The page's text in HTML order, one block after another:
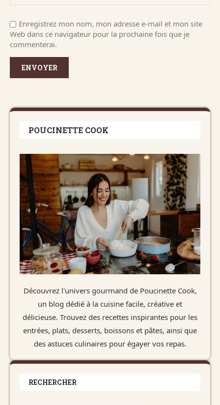
Enregistrez mon nom, mon adresse e-mail et mon site
Web dans ce navigateur pour la prochaine fois que je
commenterai.
POUCINETTE COOK
Découvrez l'univers gourmand de Poucinette Cook,
un blog dédié à la cuisine facile, créative et
délicieuse. Trouvez des recettes inspirantes pour les
entrées, plats, desserts, boissons et pâtes, ainsi que
des astuces culinaires pour égayer vos repas.
RECHERCHER